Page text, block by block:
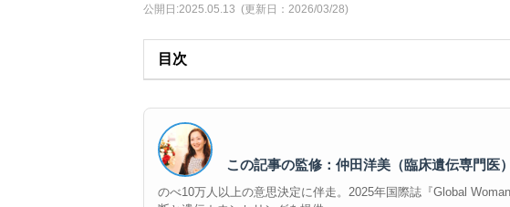
公開日:2025.05.13 (更新日：2026/03/28)
目次
この記事の監修：仲田洋美（臨床遺伝専門医）
のべ10万人以上の意思決定に伴走。2025年国際誌『Global